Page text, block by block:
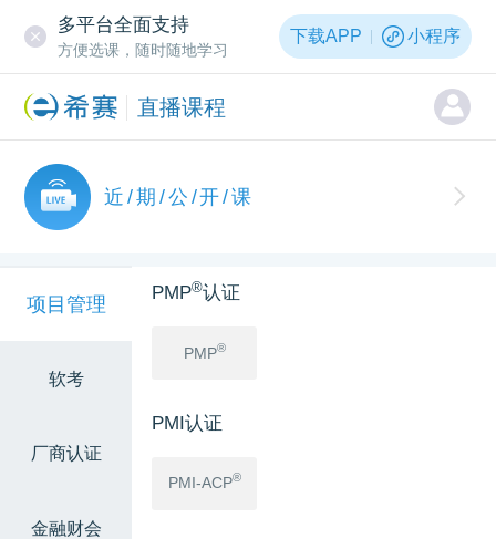
多平台全面支持
方便选课，随时随地学习
下载APP 小程序
直播课程
近/期/公/开/课
项目管理
软考
厂商认证
金融财会
PMP®认证
PMP®
PMI认证
PMI-ACP®